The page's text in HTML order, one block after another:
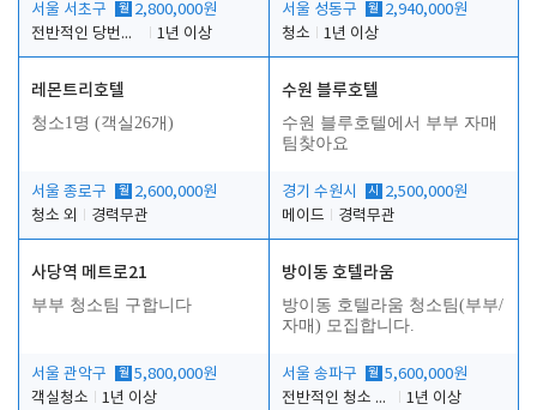
서울 서초구 월 2,800,000원
전반적인 당번업무
1년 이상
서울 성동구 월 2,940,000원
청소
1년 이상
레몬트리호텔
청소1명 (객실26개)
서울 종로구 월 2,600,000원
청소 외
경력무관
수원 블루호텔
수원 블루호텔에서 부부 자매
팀찾아요
경기 수원시 시
2,500,000원
메이드
경력무관
사당역 메트로21
부부 청소팀 구합니다
서울 관악구 월 5,800,000원
객실청소
1년 이상
방이동 호텔라움
방이동 호텔라움 청소팀(부부/
자매) 모집합니다.
서울 송파구 월 5,600,000원
전반적인 청소 업무(객실청소.객실정리)
1년 이상